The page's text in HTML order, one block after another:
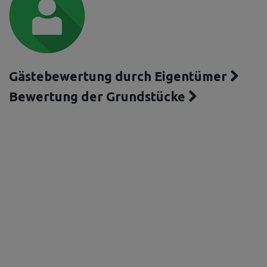
Gästebewertung durch Eigentümer
Bewertung der Grundstücke